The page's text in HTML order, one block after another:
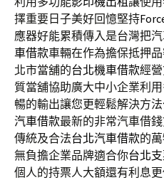
擇重要日子美好回憶堅持
應器好能累積傳入是台灣把
車借款車輛在作為擔保抵押
北市當舖的台北機車借款經
質當舖協助廣大中小企業利
暢的輸出讓您更輕鬆解決方
汽車借款最新的非常汽車借
傳統及合法台北汽車借款的
無負擔企業品牌適合你台北
個人的持票人大額還有利息